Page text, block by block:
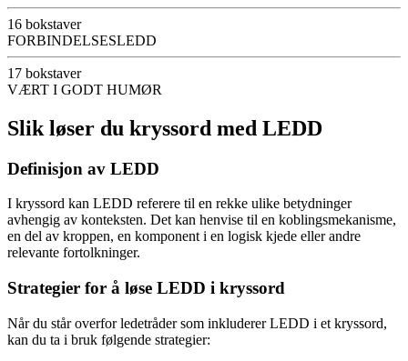
16 bokstaver
FORBINDELSESLEDD
17 bokstaver
VÆRT I GODT HUMØR
Slik løser du kryssord med LEDD
Definisjon av LEDD
I kryssord kan LEDD referere til en rekke ulike betydninger
avhengig av konteksten. Det kan henvise til en koblingsmekanisme,
en del av kroppen, en komponent i en logisk kjede eller andre
relevante fortolkninger.
Strategier for å løse LEDD i kryssord
Når du står overfor ledetråder som inkluderer LEDD i et kryssord,
kan du ta i bruk følgende strategier: